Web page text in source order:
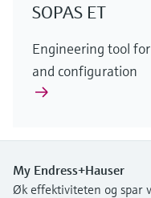
SOPAS ET
Engineering tool
and configuration
My Endress+Hauser
Øk effektiviteten og spar